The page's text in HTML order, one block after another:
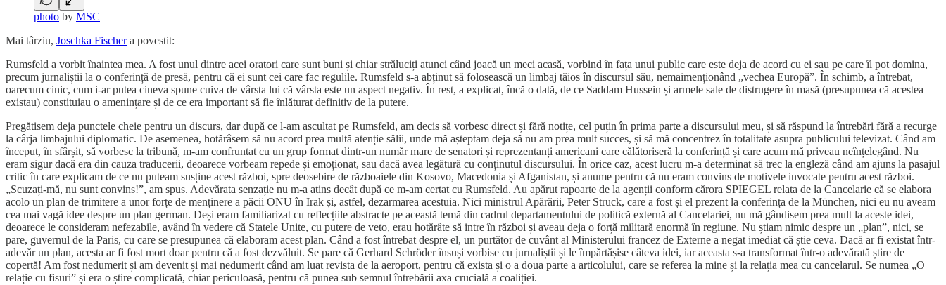
photo by MSC
Mai târziu, Joschka Fischera povestit:
Rumsfeld a vorbit înaintea mea. A fost unul dintre acei oratori care sunt buni și chiar străluciți atunci când joacă un meci acasă, vorbind în fața unui public care este deja de acord cu ei sau pe care îl pot domina,
precum jurnaliștii la o conferință de presă, pentru că ei sunt cei care fac regulile. Rumsfeld s-a abținut să folosească un limbaj tăios în discursul său, nemaimenționând „vechea Europă”. În schimb, a întrebat,
oarecum cinic, cum i-ar putea cineva spune cuiva de vârsta lui că vârsta este un aspect negativ. În rest, a explicat, încă o dată, de ce Saddam Hussein și armele sale de distrugere în masă (presupunea că acestea
existau) constituiau o amenințare și de ce era important să fie înlăturat definitiv de la putere.
Pregătisem deja punctele cheie pentru un discurs, dar după ce l-am ascultat pe Rumsfeld, am decis să vorbesc direct și fără notițe, cel puțin în prima parte a discursului meu, și să răspund la întrebări fără a recurge
la cârja limbajului diplomatic. De asemenea, hotărâsem să nu acord prea multă atenție sălii, unde mă așteptam deja să nu am prea mult succes, și să mă concentrez în totalitate asupra publicului televizat. Când am
început, în sfârșit, să vorbesc la tribună, m-am confruntat cu un grup format dintr-un număr mare de senatori și reprezentanți americani care călătoriseră la conferință și care acum mă priveau neînțelegând. Nu
eram sigur dacă era din cauza traducerii, deoarece vorbeam repede și emoționat, sau dacă avea legătură cu conținutul discursului. În orice caz, acest lucru m-a determinat să trec la engleză când am ajuns la pasajul
critic în care explicam de ce nu puteam susține acest război, spre deosebire de războaiele din Kosovo, Macedonia și Afganistan, și anume pentru că nu eram convins de motivele invocate pentru acest război.
„Scuzați-mă, nu sunt convins!”, am spus. Adevărata senzație nu m-a atins decât după ce m-am certat cu Rumsfeld. Au apărut rapoarte de la agenții conform cărora SPIEGEL relata de la Cancelarie că se elabora
acolo un plan de trimitere a unor forțe de menținere a păcii ONU în Irak și, astfel, dezarmarea acestuia. Nici ministrul Apărării, Peter Struck, care a fost și el prezent la conferința de la München, nici eu nu aveam
cea mai vagă idee despre un plan german. Deși eram familiarizat cu reflecțiile abstracte pe această temă din cadrul departamentului de politică externă al Cancelariei, nu mă gândisem prea mult la aceste idei,
deoarece le consideram nefezabile, având în vedere că Statele Unite, cu putere de veto, erau hotărâte să intre în război și aveau deja o forță militară enormă în regiune. Nu știam nimic despre un „plan”, nici, se
pare, guvernul de la Paris, cu care se presupunea că elaboram acest plan. Când a fost întrebat despre el, un purtător de cuvânt al Ministerului francez de Externe a negat imediat că știe ceva. Dacă ar fi existat într-
adevăr un plan, acesta ar fi fost mort doar pentru că a fost dezvăluit. Se pare că Gerhard Schröder însuși vorbise cu jurnaliștii și le împărtășise câteva idei, iar aceasta s-a transformat într-o adevărată știre de
copertă! Am fost nedumerit și am devenit și mai nedumerit când am luat revista de la aeroport, pentru că exista și o a doua parte a articolului, care se referea la mine și la relația mea cu cancelarul. Se numea „O
relație cu fisuri” și era o știre complicată, chiar periculoasă, pentru că punea sub semnul întrebării axa crucială a coaliției.